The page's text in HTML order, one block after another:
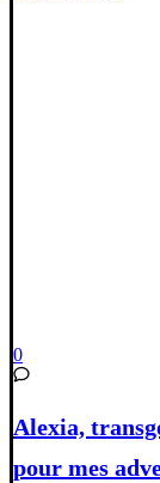
0
Alexia,
pour mes